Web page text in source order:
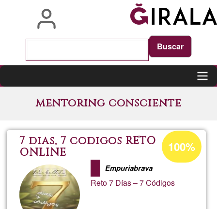
navigation
mentoring consciente
7 dias, 7 codigos RETO
ONLINE
Empuriabrava
Reto 7 Días – 7 Códigos
Acceptance
percentage
100%